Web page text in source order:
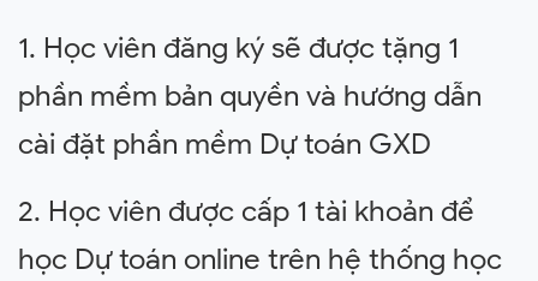
1. Học viên đăng ký sẽ được tặng 1
phần mềm bản quyền và hướng dẫn
cài đặt phần mềm Dự toán GXD
2. Học viên được cấp 1 tài khoản để
học Dự toán online trên hệ thống học